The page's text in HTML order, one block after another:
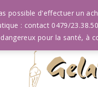
possible d'effectuer un
: contact 0479/
dangereux pour la santé, à